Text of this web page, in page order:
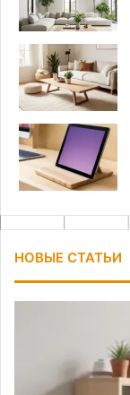
НОВЫЕ СТАТЬИ